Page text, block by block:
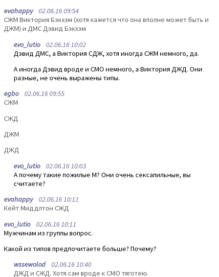
evahappy02.06.16 09:54
СЖМ Виктория Бэкхэм (хотя кажется что она вполне может быть и
ДЖМ) и ДМС Дэвид Бэкхэм
evo_lutio02.06.16 10:02
Дэвид ДМС, а Виктория СДЖ, хотя иногда СЖМ немного, да.
А иногда Дэвид вроде и СМО немного, а Виктория ДЖД. Они
разные, не очень выражены типы.
egbo02.06.16 09:55
CЖМ
СЖД
ДЖМ
ДЖД
evo_lutio02.06.16 10:03
А почему такие пожилые М? Они очень сексапильные, вы
считаете?
evahappy02.06.16 10:11
Кейт Миддлтон СЖД
evo_lutio02.06.16 10:11
Мужчинам из группы вопрос.
Какой из типов предпочитаете больше? Почему?
wssewolod02.06.16 10:40
ДЖД и СЖД. Хотя сам вроде к СМО тяготею.